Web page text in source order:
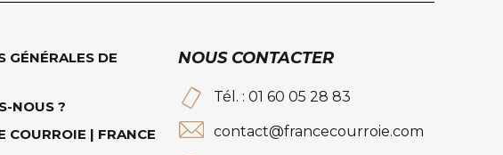
GÉNÉRALES DE
NOUS ?
COURROIE | FRANCE
NOUS CONTACTER
Tél. : 01 60 05 28 83
contact@francecourroie.com